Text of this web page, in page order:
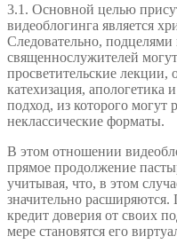
3.1. Основной целью
видеоблогинга является
Следовательно, подцелями
священнослужителей
просветительские лекции,
катехизация, апологетика
подход, из которого могут
неклассические форматы.
В этом отношении
прямое продолжение
учитывая, что, в этом
значительно
кредит доверия от своих
мере становятся его